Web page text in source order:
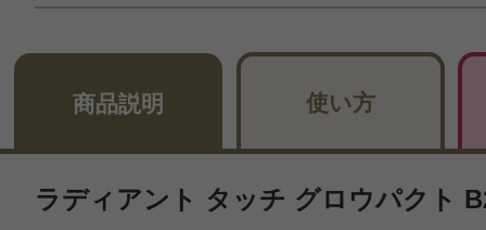
商品説明 使い方
ラディアント タッチ グロウパクト